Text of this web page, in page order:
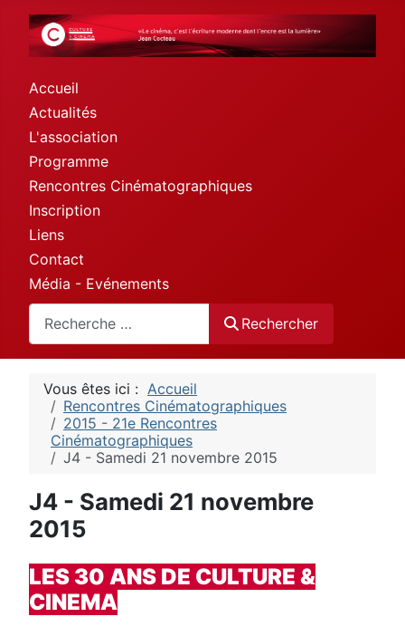
Accueil
Actualités
L'association
Programme
Rencontres Cinématographiques
Inscription
Liens
Contact
Média - Evénements
Rechercher
Rechercher
Vous êtes ici : Accueil
Rencontres Cinématographiques
2015 - 21e Rencontres
Cinématographiques
J4 - Samedi 21 novembre 2015
J4 - Samedi 21 novembre
2015
LES 30 ANS DE CULTURE &
CINEMA